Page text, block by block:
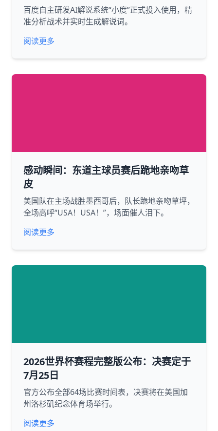
百度自主研发AI解说系统“小度”正式投入使用，精
准分析战术并实时生成解说词。
阅读更多
感动瞬间：东道主球员赛后跪地亲吻草
皮
美国队在主场战胜墨西哥后，队长跪地亲吻草坪，
全场高呼“USA！USA！”，场面催人泪下。
阅读更多
2026世界杯赛程完整版公布：决赛定于
7月25日
官方公布全部64场比赛时间表，决赛将在美国加
州洛杉矶纪念体育场举行。
阅读更多